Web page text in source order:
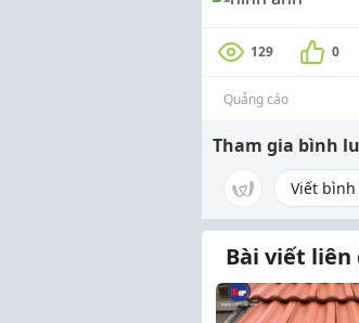
129 0
Quảng cáo
Tham gia bình
Bài viết liên